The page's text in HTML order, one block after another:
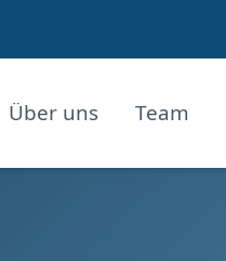
Über uns Team